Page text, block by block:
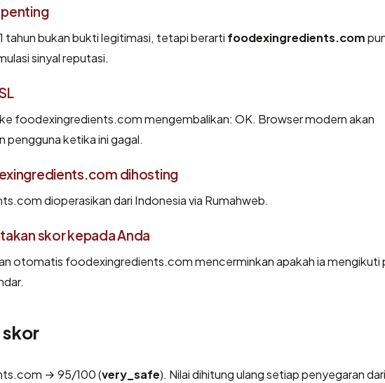
penting
tahun bukan bukti legitimasi, tetapi berarti foodexingredients.com
sinyal reputasi.
foodexingredients.com mengembalikan: OK. Browser modern akan
pengguna ketika ini gagal.
dihosting
dioperasikan dari Indonesia via Rumahweb.
skor kepada Anda
otomatis foodexingredients.com mencerminkan apakah ia mengikuti
skor
→ 95/100 (very_safe). Nilai dihitung ulang setiap penyegaran